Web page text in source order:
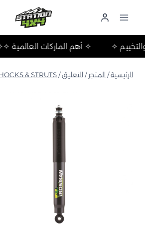
✧ أهم الماركات والتخييم ✧
الرئيسية/ المتجر / التعليق/
& STRUTS